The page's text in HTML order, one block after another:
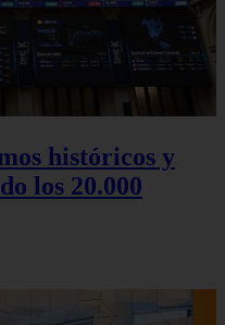
históricos y
los 20.000